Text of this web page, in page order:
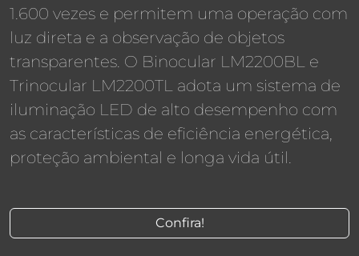
1.600 vezes e permitem uma operação com
luz direta e a observação de objetos
transparentes. O Binocular LM2200BL e
Trinocular LM2200TL adota um sistema de
iluminação LED de alto desempenho com
as características de eficiência energética,
proteção ambiental e longa vida útil.
Confira!